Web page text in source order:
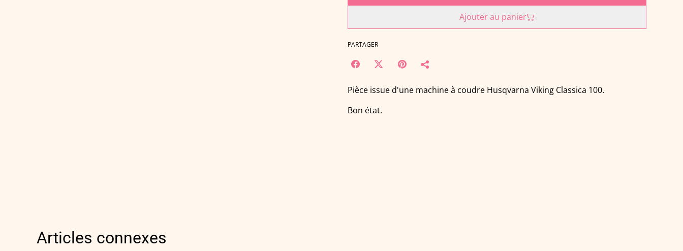
Ajouter au panier
PARTAGER
Pièce issue d'une machine à coudre Husqvarna Viking Classica 100.
Bon état.
Articles connexes